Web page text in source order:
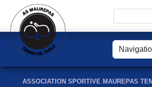
ASSOCIATION SPORTIVE MAUREPAS
Panneau de gestion des cookies